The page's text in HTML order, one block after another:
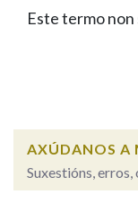
Facebook
TwitterYoutube
BUSCAR NOS
Remata por
Este termo
AXÚDANOS A
Suxestións, erros,